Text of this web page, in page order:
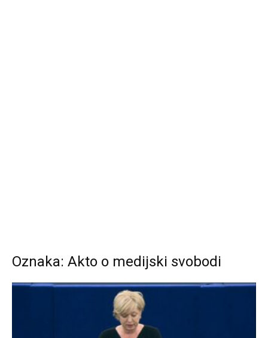
Oznaka: Akto o medijski svobodi